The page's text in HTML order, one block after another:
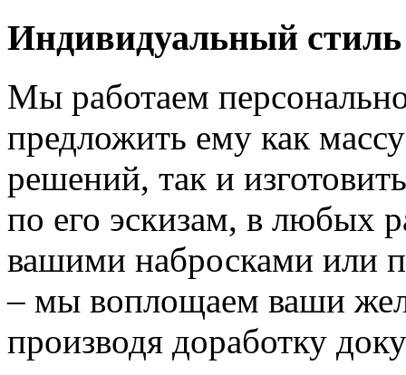
Индивидуальный стиль
Мы работаем
предложить ему как
решений, так и
по его эскизам, в любых
вашими набросками или
– мы воплощаем ваши
производя доработку